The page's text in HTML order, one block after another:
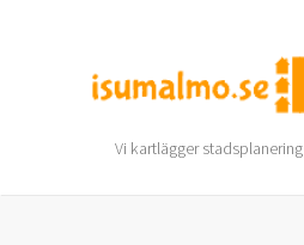
Vi kartlägger stadsplanering